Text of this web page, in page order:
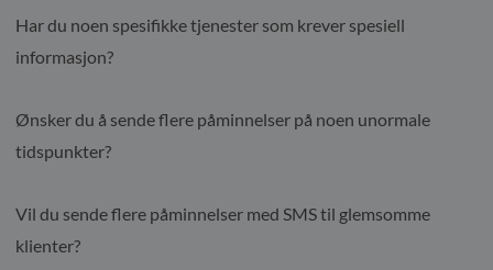
Har du noen spesifikke tjenester som krever spesiell
informasjon?
Ønsker du å sende flere påminnelser på noen unormale
tidspunkter?
Vil du sende flere påminnelser med SMS til glemsomme
klienter?